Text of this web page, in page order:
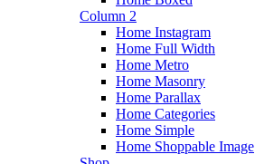
Column 2
Home Instagram
Home Full Width
Home Metro
Home Masonry
Home Parallax
Home Categories
Home Simple
Home Shoppable Image